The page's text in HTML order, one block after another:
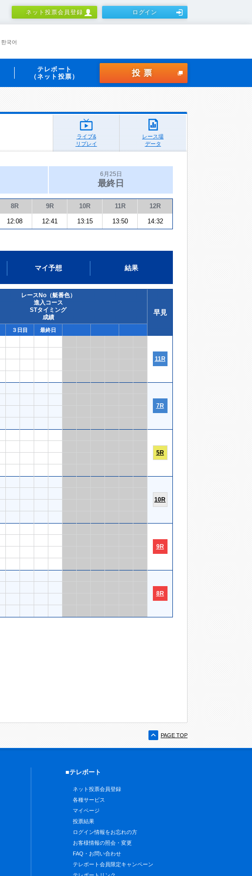
ネット投票会員登録 ログイン
한국어
テレボート
（ネット投票）
投票
ライブ&
リプレイ
レース場
データ
6月25日
最終日
8R 9R 10R 11R 12R
12:08 12:41 13:15 13:50 14:32
マイ予想 結果
レースNo（艇番色）
進入コース
STタイミング
成績
早見
３日目 最終日
11R
7R
5R
10R
9R
8R
PAGE TOP
■テレボート
ネット投票会員登録
各種サービス
マイページ
投票結果
ログイン情報をお忘れの方
お客様情報の照会・変更
FAQ・お問い合わせ
テレボート会員限定キャンペーン